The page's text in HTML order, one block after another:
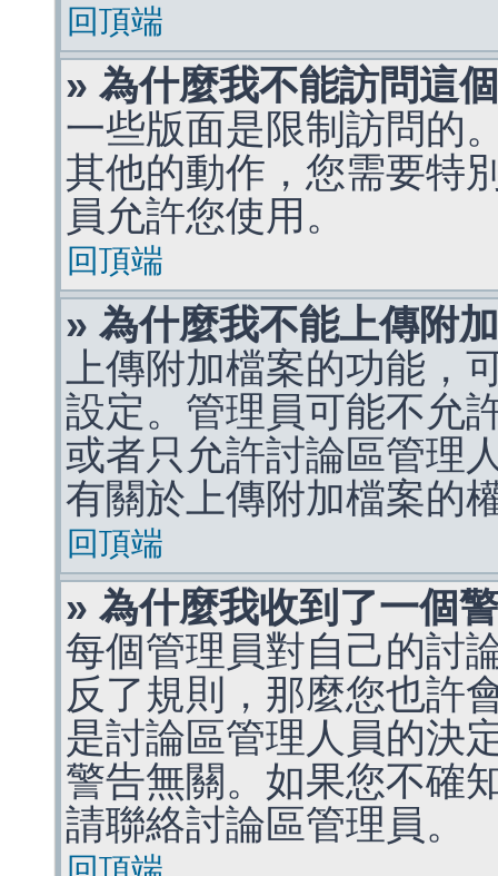
回頂端
» 為什麼我不能訪問這
一些版面是限制訪問的
其他的動作，您需要特
員允許您使用。
回頂端
» 為什麼我不能上傳附
上傳附加檔案的功能，
設定。管理員可能不允
或者只允許討論區管理
有關於上傳附加檔案的
回頂端
» 為什麼我收到了一個
每個管理員對自己的討
反了規則，那麼您也許
是討論區管理人員的決
警告無關。如果您不確
請聯絡討論區管理員。